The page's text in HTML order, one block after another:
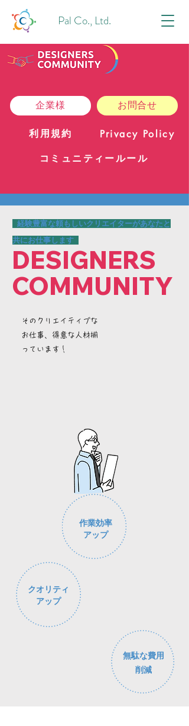
Pal Co., Ltd.
企業様
利用規約
お問合せ
Privacy Policy
コミュニティールール
​経験豊富な頼もしいクリエイターがあなたと
共にお仕事します
DESIGNERS
COMMUNITY
その​クリエイティブな
お仕事、得意な人材揃
っています！
作業効率
​アップ
クオリティ
​アップ
無駄な費用
​削減